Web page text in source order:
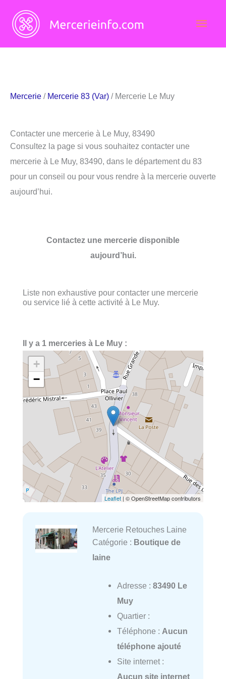
contenu
Mercerie / Mercerie 83 (Var) / Mercerie Le Muy
Contacter une mercerie à Le Muy, 83490
Consultez la page si vous souhaitez contacter une
mercerie à Le Muy, 83490, dans le département du 83
pour un conseil ou pour vous rendre à la mercerie ouverte
aujourd’hui.
Contactez une mercerie disponible
aujourd’hui.
Liste non exhaustive pour contacter une mercerie
ou service lié à cette activité à Le Muy.
Il y a 1 merceries à Le Muy :
+
−
Leaflet | © OpenStreetMap contributors
Mercerie Retouches Laine
Catégorie : Boutique de
laine
Adresse : 83490 Le
Muy
Quartier :
Téléphone : Aucun
téléphone ajouté
Site internet :
Aucun site internet